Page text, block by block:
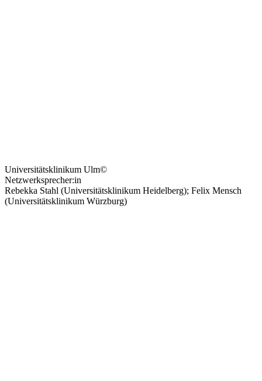
Universitätsklinikum Ulm©
Netzwerksprecher:in
Rebekka Stahl (Universitätsklinikum Heidelberg); Felix Mensch
(Universitätsklinikum Würzburg)